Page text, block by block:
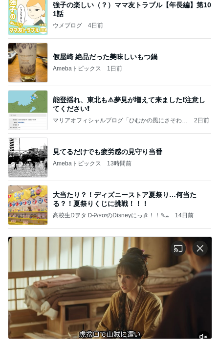
強子の楽しい（？）ママ友トラブル【年長編】第10
1話
ウメブログ 4日前
假屋崎 絶品だった美味しいもつ鍋
Amebaトピックス 1日前
能登揺れ、東北も⚠️夢見が増えて来ました❗️注意し
てください❗️
マリアオフィシャルブログ「ひむかの風にさそわれ
2日前
見てるだけでも疲労感の見守り当番
Amebaトピックス 13時間前
大当たり？！ディズニーストア夏祭り…何当た
る？！夏祭りくじに挑戦！！！
高校生Dヲタ Ꭰ-ᎮꭵꭹꭴのDisneyにっき！！✎ܚ 14日前